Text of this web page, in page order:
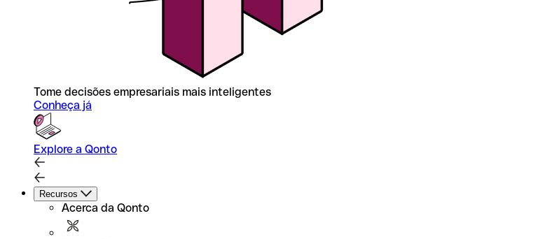
Tome decisões empresariais mais inteligentes
Conheça já
Explore a Qonto
Recursos
Acerca da Qonto